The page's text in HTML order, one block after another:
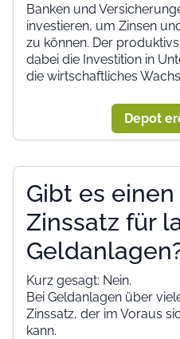
Banken und
investieren, um Zinsen
zu können. Der
dabei die Investition in
die wirtschaftliches
Depot
Gibt es
Zinssatz für
Kurz gesagt: Nein.
Bei Geldanlagen über
Zinssatz, der im Voraus
kann.